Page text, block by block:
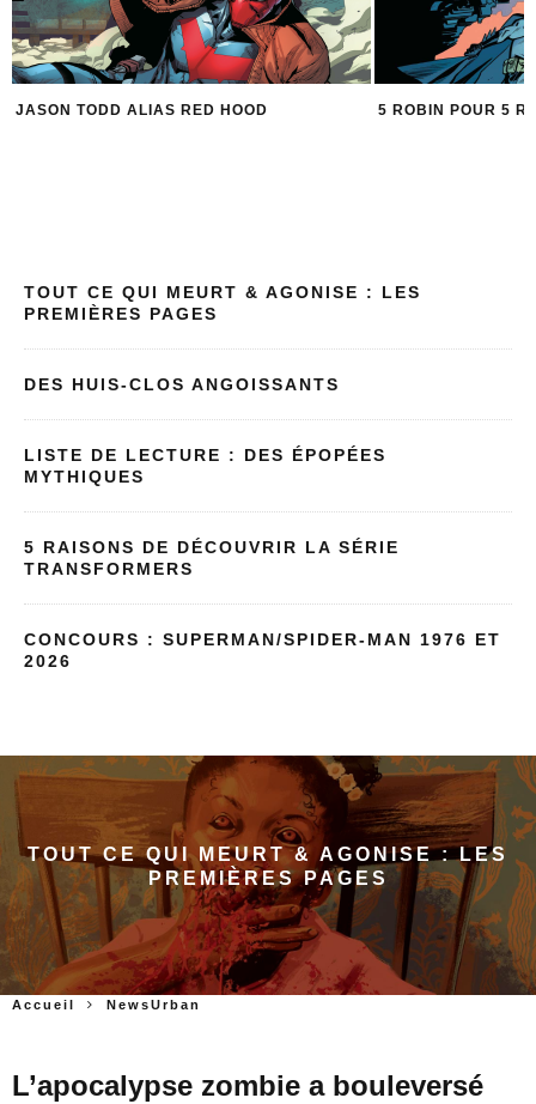
JASON TODD ALIAS RED HOOD 5 ROBIN POUR 5
TOUT CE QUI MEURT & AGONISE : LES
PREMIÈRES PAGES
DES HUIS-CLOS ANGOISSANTS
LISTE DE LECTURE : DES ÉPOPÉES
MYTHIQUES
5 RAISONS DE DÉCOUVRIR LA SÉRIE
TRANSFORMERS
CONCOURS : SUPERMAN/SPIDER-MAN 1976 ET
2026
TOUT CE QUI MEURT & AGONISE : LES
PREMIÈRES PAGES
Accueil NewsUrban
L’apocalypse zombie a bouleversé